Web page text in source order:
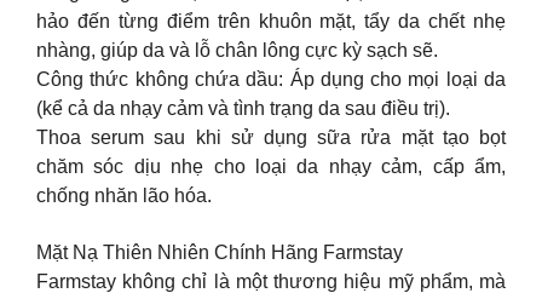
hảo đến từng điểm trên khuôn mặt, tẩy da chết nhẹ
nhàng, giúp da và lỗ chân lông cực kỳ sạch sẽ.
Công thức không chứa dầu: Áp dụng cho mọi loại da
(kể cả da nhạy cảm và tình trạng da sau điều trị).
Thoa serum sau khi sử dụng sữa rửa mặt tạo bọt
chăm sóc dịu nhẹ cho loại da nhạy cảm, cấp ẩm,
chống nhăn lão hóa.
Mặt Nạ Thiên Nhiên Chính Hãng Farmstay
Farmstay không chỉ là một thương hiệu mỹ phẩm, mà